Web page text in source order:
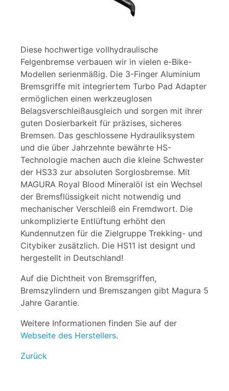
Diese hochwertige vollhydraulische
Felgenbremse verbauen wir in vielen e-Bike-
Modellen serienmäßig. Die 3-Finger Aluminium
Bremsgriffe mit integriertem Turbo Pad Adapter
ermöglichen einen werkzeuglosen
Belagsverschleißausgleich und sorgen mit ihrer
guten Dosierbarkeit für präzises, sicheres
Bremsen. Das geschlossene Hydrauliksystem
und die über Jahrzehnte bewährte HS-
Technologie machen auch die kleine Schwester
der HS33 zur absoluten Sorglosbremse. Mit
MAGURA Royal Blood Mineralöl ist ein Wechsel
der Bremsflüssigkeit nicht notwendig und
mechanischer Verschleiß ein Fremdwort. Die
unkomplizierte Entlüftung erhöht den
Kundennutzen für die Zielgruppe Trekking- und
Citybiker zusätzlich. Die HS11 ist designt und
hergestellt in Deutschland!
Auf die Dichtheit von Bremsgriffen,
Bremszylindern und Bremszangen gibt Magura 5
Jahre Garantie.
Weitere Informationen finden Sie auf der
Webseite des Herstellers.
Zurück